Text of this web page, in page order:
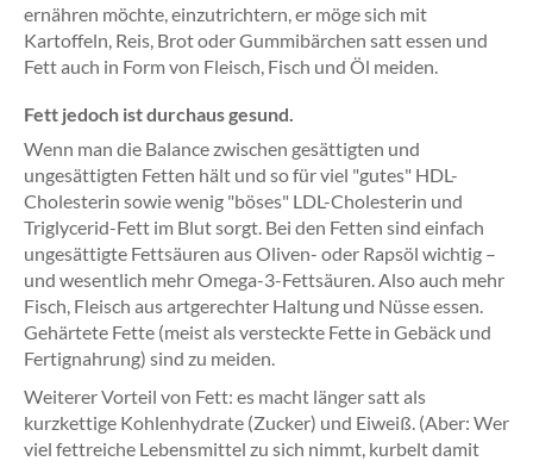
ernähren möchte, einzutrichtern, er möge sich mit
Kartoffeln, Reis, Brot oder Gummibärchen satt essen und
Fett auch in Form von Fleisch, Fisch und Öl meiden.
Fett jedoch ist durchaus gesund.
Wenn man die Balance zwischen gesättigten und
ungesättigten Fetten hält und so für viel "gutes" HDL-
Cholesterin sowie wenig "böses" LDL-Cholesterin und
Triglycerid-Fett im Blut sorgt. Bei den Fetten sind einfach
ungesättigte Fettsäuren aus Oliven- oder Rapsöl wichtig –
und wesentlich mehr Omega-3-Fettsäuren. Also auch mehr
Fisch, Fleisch aus artgerechter Haltung und Nüsse essen.
Gehärtete Fette (meist als versteckte Fette in Gebäck und
Fertignahrung) sind zu meiden.
Weiterer Vorteil von Fett: es macht länger satt als
kurzkettige Kohlenhydrate (Zucker) und Eiweiß. (Aber: Wer
viel fettreiche Lebensmittel zu sich nimmt, kurbelt damit